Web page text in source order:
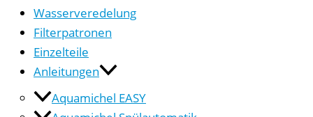
Wasserveredelung
Filterpatronen
Einzelteile
Anleitungen
Aquamichel EASY